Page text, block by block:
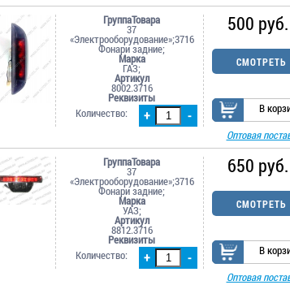
ГруппаТовара
37
«Электрооборудование»;3716
Фонари задние;
Марка
ГАЗ;
Артикул
8002.3716
Реквизиты
+ -
Количество:
500 руб.
СМОТРЕТЬ
В
Оптовая
ГруппаТовара
37
«Электрооборудование»;3716
Фонари задние;
Марка
УАЗ;
Артикул
8812.3716
Реквизиты
+ -
Количество:
650 руб.
СМОТРЕТЬ
В
Оптовая